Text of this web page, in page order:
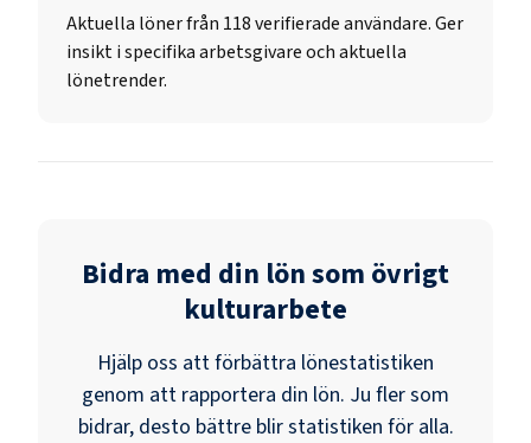
Aktuella löner från 118 verifierade användare. Ger
insikt i specifika arbetsgivare och aktuella
lönetrender.
Bidra med din lön som övrigt
kulturarbete
Hjälp oss att förbättra lönestatistiken
genom att rapportera din lön. Ju fler som
bidrar, desto bättre blir statistiken för alla.